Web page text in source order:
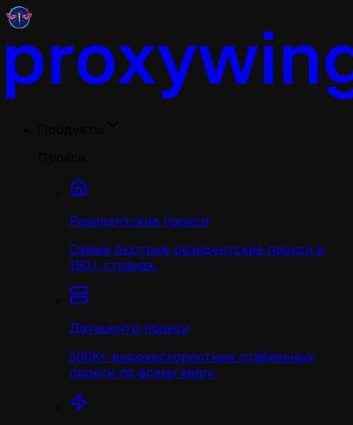
Резидентские прокси
Самые быстрые резидентские прокси в
190+ странах.
Датацентр прокси
500K+ высокоскоростных стабильных
прокси по всему миру.